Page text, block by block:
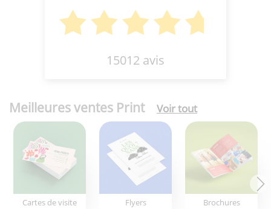
15012 avis
Meilleures ventes Print Voir tout
Cartes de visite Flyers Brochures